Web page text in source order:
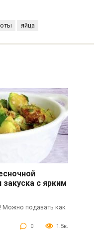
яйца
с ярким
Можно подавать как
0 1.5к.